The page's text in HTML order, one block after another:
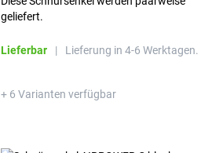
geliefert.
Lieferbar | Lieferung in 4-6 Werktagen.
+ 6 Varianten verfügbar